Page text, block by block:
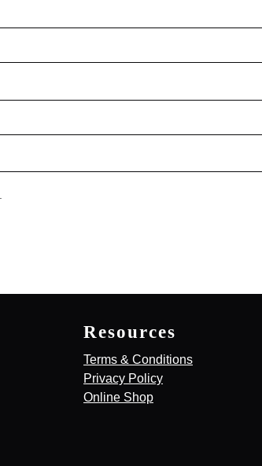
Resources
Terms & Conditions
Privacy Policy
Online Shop